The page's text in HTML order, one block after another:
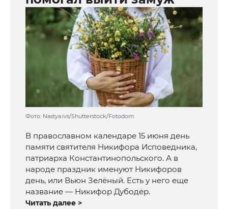
Фото: Nastya.ivs/Shutterstock/Fotodom
В православном календаре 15 июня день
памяти святителя Никифора Исповедника,
патриарха Константинопольского. А в
народе праздник именуют Никифоров
день, или Вьюн Зелёный. Есть у него еще
название — Никифор Дубодёр.
Читать далее >